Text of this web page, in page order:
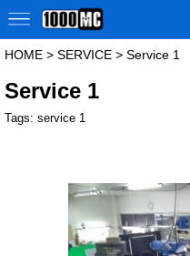
HOME> SERVICE> Service 1
Service 1
Tags: service 1